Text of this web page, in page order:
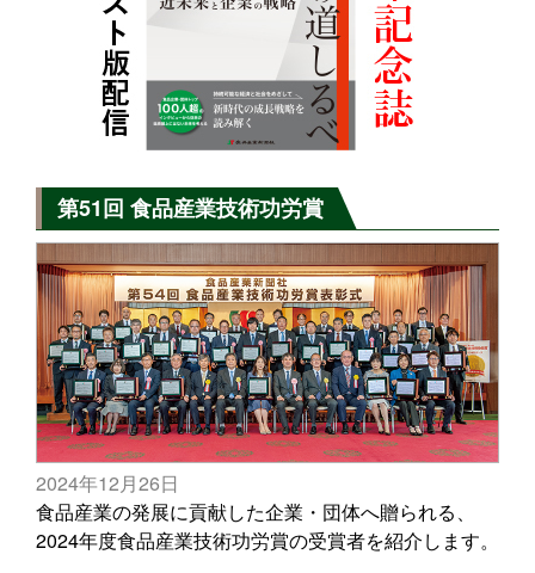
第51回 食品産業技術功労賞
2024年12月26日
食品産業の発展に貢献した企業・団体へ贈られる、
2024年度食品産業技術功労賞の受賞者を紹介します。